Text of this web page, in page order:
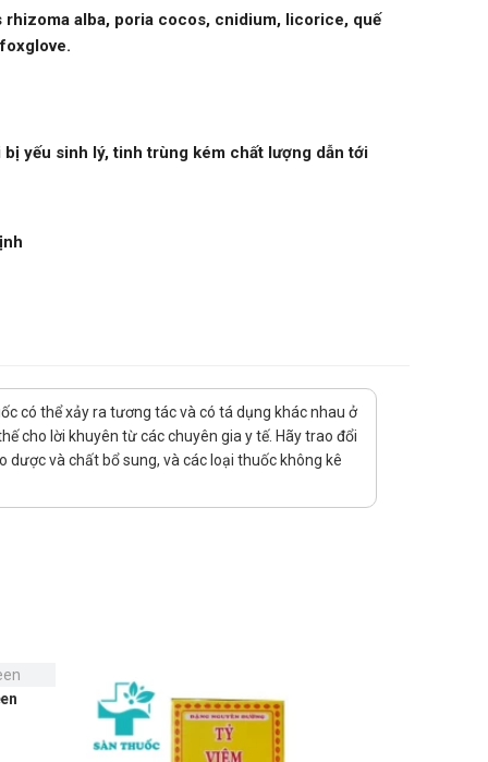
alba, poria cocos, cnidium, licorice, quế
yếu sinh lý, tinh trùng kém chất lượng dẫn tới
điều trị trong quá trình xạ trị cho bệnh nhân.
có thể xảy ra tương tác và có tá dụng khác nhau ở
cho lời khuyên từ các chuyên gia y tế. Hãy trao đổi
và chất bổ sung, và các loại thuốc không kê